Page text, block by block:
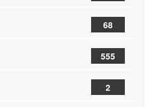
68
555
2